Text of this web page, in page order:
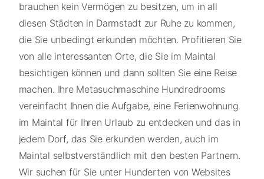
brauchen kein Vermögen zu besitzen, um in all
diesen Städten in Darmstadt zur Ruhe zu kommen,
die Sie unbedingt erkunden möchten. Profitieren Sie
von alle interessanten Orte, die Sie im Maintal
besichtigen können und dann sollten Sie eine Reise
machen. Ihre Metasuchmaschine Hundredrooms
vereinfacht Ihnen die Aufgabe, eine Ferienwohnung
im Maintal für Ihren Urlaub zu entdecken und das in
jedem Dorf, das Sie erkunden werden, auch im
Maintal selbstverständlich mit den besten Partnern.
Wir suchen für Sie unter Hunderten von Websites